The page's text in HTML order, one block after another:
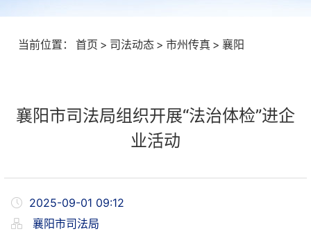
当前位置： 首页 > 司法动态 > 市州传真 > 襄阳
襄阳市司法局组织开展“法治体检”进企
业活动
2025-09-01 09:12
襄阳市司法局